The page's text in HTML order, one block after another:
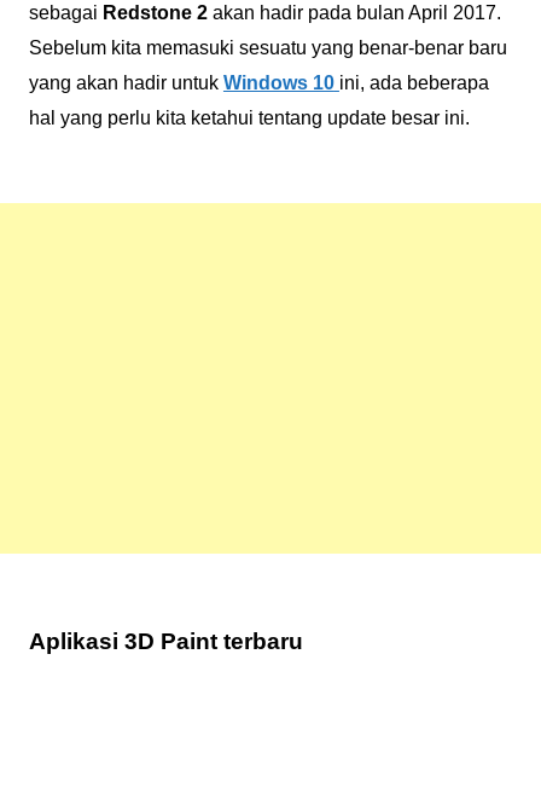
sebagai Redstone 2 akan hadir pada bulan April 2017.
Sebelum kita memasuki sesuatu yang benar-benar baru
yang akan hadir untuk Windows 10 ini, ada beberapa
hal yang perlu kita ketahui tentang update besar ini.
Aplikasi 3D Paint terbaru